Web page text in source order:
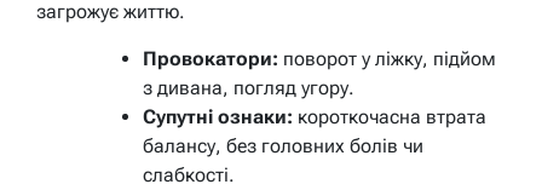
загрожує життю.
Провокатори: поворот у ліжку, підйом
з дивана, погляд угору.
Супутні ознаки: короткочасна втрата
балансу, без головних болів чи
слабкості.